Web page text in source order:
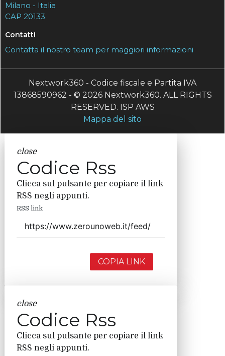
Milano - Italia
CAP 20133
Contatti
Contatta il nostro team per maggiori informazioni
Nextwork360 - Codice fiscale e Partita IVA
13868590962 - © 2026 Nextwork360. ALL RIGHTS
RESERVED. ISP AWS
Mappa del sito
close
Codice Rss
Clicca sul pulsante per copiare il link
RSS negli appunti.
RSS link
COPIA LINK
close
Codice Rss
Clicca sul pulsante per copiare il link
RSS negli appunti.